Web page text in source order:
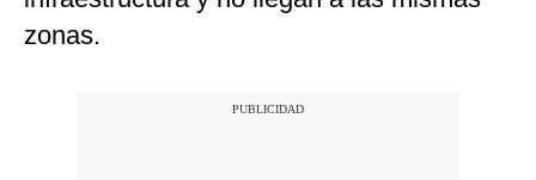
zonas.